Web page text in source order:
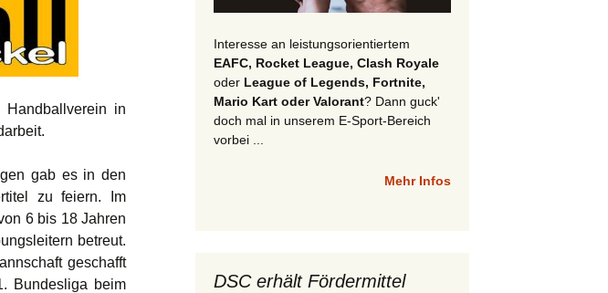
Handballverein in
gab es in den
zu feiern. Im
6 bis 18 Jahren
betreut.
geschafft
Bundesliga beim
Interesse an leistungsorientiertem
EAFC, Rocket League, Clash Royale
oder League of Legends, Fortnite,
Mario Kart oder Valorant? Dann guck'
doch mal in unserem E-Sport-Bereich
vorbei ...
Mehr Infos
DSC erhält Fördermittel